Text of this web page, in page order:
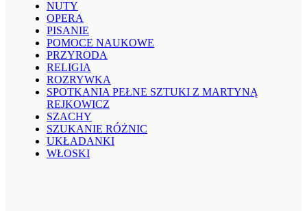
NUTY
OPERA
PISANIE
POMOCE NAUKOWE
PRZYRODA
RELIGIA
ROZRYWKA
SPOTKANIA PEŁNE SZTUKI Z MARTYNĄ
REJKOWICZ
SZACHY
SZUKANIE RÓŻNIC
UKŁADANKI
WŁOSKI